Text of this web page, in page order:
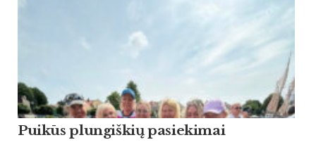
Puikūs plungiškių pasiekimai